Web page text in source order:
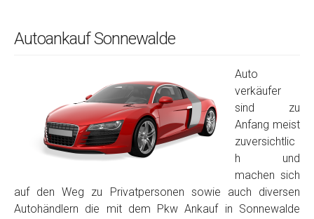
Autoankauf Sonnewalde
Auto
verkäufer
sind zu
Anfang meist
zuversichtlic
h und
machen sich
auf den Weg zu Privatpersonen sowie auch diversen
Autohändlern die mit dem Pkw Ankauf in Sonnewalde